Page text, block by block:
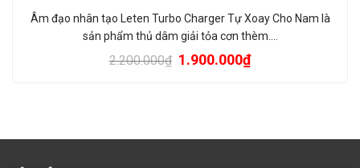
Âm đạo nhân tạo Leten Turbo Charger Tự Xoay Cho Nam là
sản phẩm thủ dâm giải tỏa cơn thèm.…
2.200.000₫ 1.900.000₫